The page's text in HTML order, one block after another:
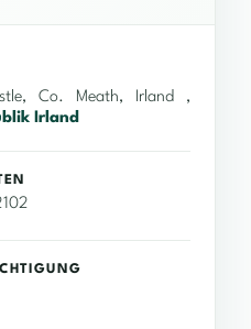
Co. Meath, Irland ,
Irland